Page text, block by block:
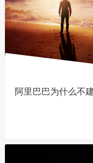
阿里巴巴为什么不